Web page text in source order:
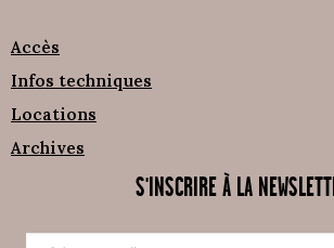
Accès
Infos techniques
Locations
Archives
S'INSCRIRE À LA